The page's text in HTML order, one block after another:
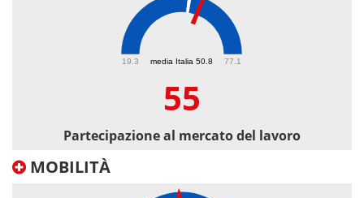
media Italia 50.8
19.3 77.1
55
Partecipazione al mercato del lavoro
MOBILITÀ